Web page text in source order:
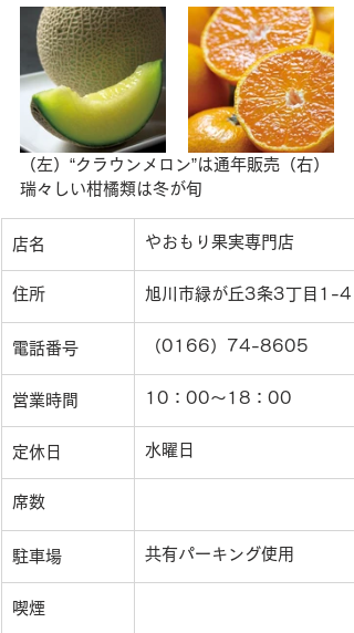
（左）“クラウンメロン”は通年販売（右）
瑞々しい柑橘類は冬が旬
店名 やおもり果実専門店
住所 旭川市緑が丘3条3丁目1-4
電話番号 （0166）74-8605
営業時間 10：00〜18：00
定休日 水曜日
席数
駐車場 共有パーキング使用
喫煙